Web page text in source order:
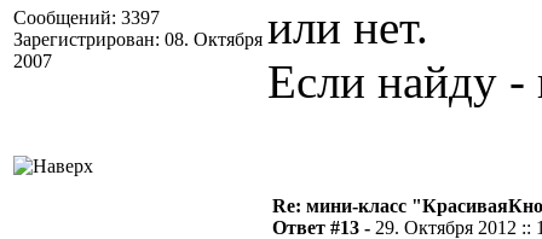
Сообщений: 3397
Зарегистрирован: 08. Октября
2007
или нет.
Если найду
Re: мини-класс
Ответ #13 - 29. Октября 2012 ::